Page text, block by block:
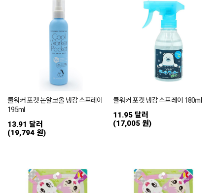
쿨워커 포켓 논알코올 냉감 스프레이
195ml
13.91 달러
(19,794 원)
쿨워커 포켓 냉감 스프레이 180ml
11.95 달러
(17,005 원)